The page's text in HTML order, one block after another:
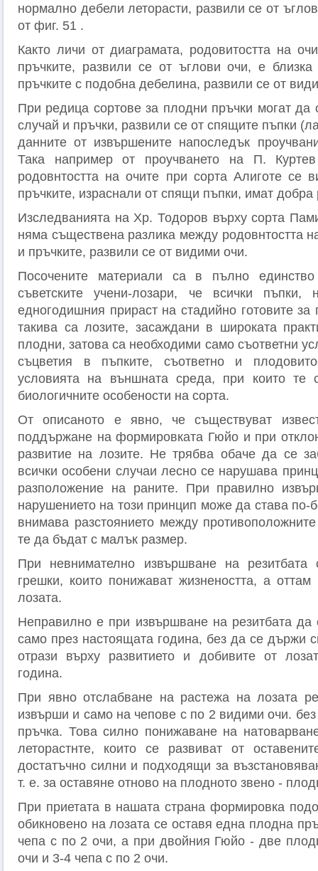
нормално дебели леторасти, развили се от
от фиг. 51 .
Както личи от диаграмата, родовитостта на
пръчките, развили се от ъглови очи, е
пръчките с подобна дебелина, развили се от
При редица сортове за плодни пръчки могат да
случай и пръчки, развили се от спящите пъпки
данните от извършените напоследък
Така например от проучването на П.
родовнтостта на очите при сорта Алиготе се
пръчките, израснали от спящи пъпки, имат добра
Изследванията на Хр. Тодоров върху сорта
няма съществена разлика между родовнтостта
и пръчките, развили се от видими очи.
Посочените материали са в пълно
съветските учени-лозари, че всички
едногодишния прираст на стадийно готовите
такива са лозите, засаждани в широката
плодни, затова са необходими само съответни
съцветия в пъпките, съответно и
условията на външната среда, при които
биологичните особености на сорта.
От описаното е явно, че съществуват
поддържане на формировката Гюйо и при
развитие на лозите. Не трябва обаче да се
всички особени случаи лесно се нарушава
разположение на раните. При правилно
нарушението на този принцип може да става по-
внимава разстоянието между
те да бъдат с малък размер.
При невнимателно извършване на резитбата
грешки, които понижават жизнеността, а
лозата.
Неправилно е при извършване на резитбата да
само през настоящата година, без да се държи
отрази върху развитието и добивите от
година.
При явно отслабване на растежа на лозата
извърши и само на чепове с по 2 видими очи.
пръчка. Това силно понижаване на
леторастнте, които се развиват от
достатъчно силни и подходящи за
т. е. за оставяне отново на плодното звено -
При приетата в нашата страна формировка
обикновено на лозата се оставя една плодна
чепа с по 2 очи, а при двойния Гюйо - две
очи и 3-4 чепа с по 2 очи.